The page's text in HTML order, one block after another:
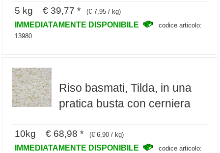
5 kg € 39,77 * (€ 7,95 / kg)
IMMEDIATAMENTE DISPONIBILE
codice articolo:
13980
Riso basmati, Tilda, in una
pratica busta con cerniera
10kg € 68,98 * (€ 6,90 / kg)
IMMEDIATAMENTE DISPONIBILE
codice articolo: